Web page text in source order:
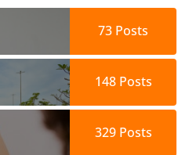
73 Posts
148Posts
329Posts